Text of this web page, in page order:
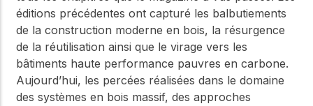
éditions précédentes ont capturé les balbutiements
de la construction moderne en bois, la résurgence
de la réutilisation ainsi que le virage vers les
bâtiments haute performance pauvres en carbone.
Aujourd’hui, les percées réalisées dans le domaine
des systèmes en bois massif, des approches